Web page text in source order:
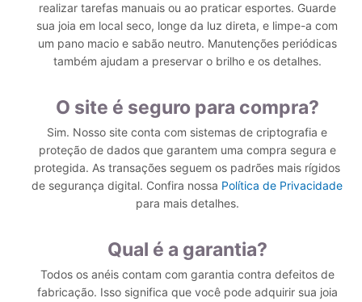
realizar tarefas manuais ou ao praticar esportes. Guarde
sua joia em local seco, longe da luz direta, e limpe-a com
um pano macio e sabão neutro. Manutenções periódicas
também ajudam a preservar o brilho e os detalhes.
O site é seguro para compra?
Sim. Nosso site conta com sistemas de criptografia e
proteção de dados que garantem uma compra segura e
protegida. As transações seguem os padrões mais rígidos
de segurança digital. Confira nossa Política de Privacidade
para mais detalhes.
Qual é a garantia?
Todos os anéis contam com garantia contra defeitos de
fabricação. Isso significa que você pode adquirir sua joia